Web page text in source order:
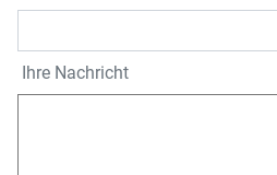
Ihre Nachricht